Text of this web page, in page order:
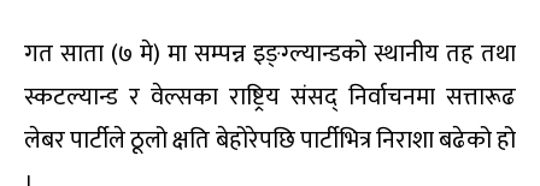
गत साता (७ मे) मा सम्पन्न इङ्ग्ल्यान्डको स्थानीय तह तथा
स्कटल्यान्ड र वेल्सका राष्ट्रिय संसद् निर्वाचनमा सत्तारूढ
लेबर पार्टीले ठूलो क्षति बेहोरेपछि पार्टीभित्र निराशा बढेको हो